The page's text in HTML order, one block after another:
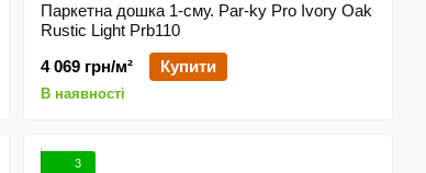
Паркетна дошка 1-сму. Par-ky Pro Ivory Oak
Rustic Light Prb110
4 069 грн/м²
Купити
В наявності
3